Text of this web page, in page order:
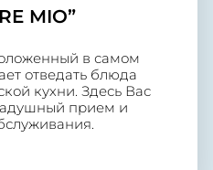
MIO”
в самом
отведать блюда
кухни. Здесь Вас
прием и